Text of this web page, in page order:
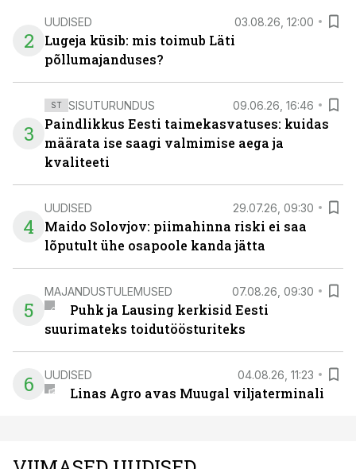
2
UUDISED 03.08.26, 12:00
Lugeja küsib: mis toimub Läti
põllumajanduses?
3
ST SISUTURUNDUS 09.06.26, 16:46
Paindlikkus Eesti taimekasvatuses: kuidas
määrata ise saagi valmimise aega ja
kvaliteeti
4
UUDISED 29.07.26, 09:30
Maido Solovjov: piimahinna riski ei saa
lõputult ühe osapoole kanda jätta
5
MAJANDUSTULEMUSED 07.08.26, 09:30
Puhk ja Lausing kerkisid Eesti
suurimateks toidutöösturiteks
6 UUDISED 04.08.26, 11:23
Linas Agro avas Muugal viljaterminali